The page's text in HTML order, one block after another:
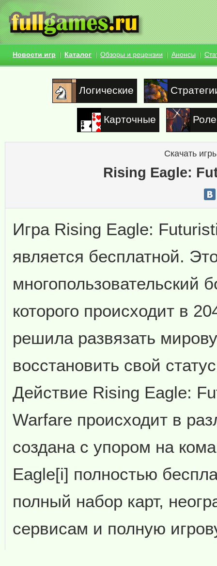
Новости игр Каталог Обзоры и рецензии Анонсы
Логические
Карточные
Скачать
Rising Eagle:
Игра Rising Eagle:
является бесплатной.
многопользовательский
которого происходит в
решила развязать
восстановить свой
Действие Rising Eagle:
Warfare происходит в
создана с упором на
Eagle[i] полностью
полный набор карт,
сервисам и полную